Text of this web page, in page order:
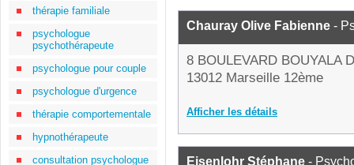
thérapie familiale
psychologue
psychothérapeute
psychologue pour couple
psychologue d'urgence
thérapie comportementale
hypnothérapeute
consultation psychologue
Chauray Olive Fabienne -
8 BOULEVARD BOUYALA
13012 Marseille 12ème
Afficher les détails
Eisenlohr Stéphane -